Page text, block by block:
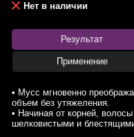
Нет в наличии
Результат
Применение
• Мусс мгновенно
объем без утяжеления.
• Начиная от корней,
шелковистыми и